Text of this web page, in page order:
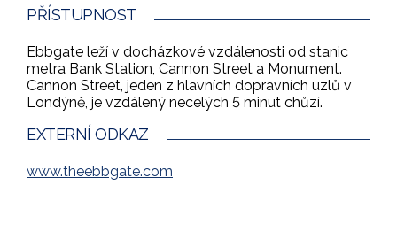
PŘÍSTUPNOST
Ebbgate leží v docházkové vzdálenosti od stanic
metra Bank Station, Cannon Street a Monument.
Cannon Street, jeden z hlavních dopravních uzlů v
Londýně, je vzdálený necelých 5 minut chůzí.
EXTERNÍ ODKAZ
www.theebbgate.com